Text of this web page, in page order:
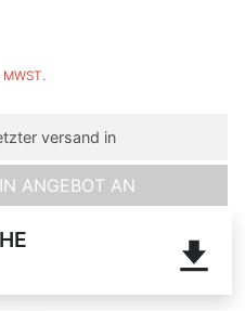
MWST.
versand in
ANGEBOT AN